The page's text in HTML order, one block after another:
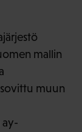
mallin
sovittu muun
ay-